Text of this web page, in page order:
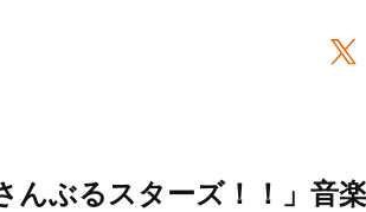
んぶるスターズ！！」音